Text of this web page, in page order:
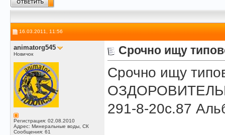
16.03.2011, 11:56
animatorg545
Новичок
Регистрация: 02.08.2010
Адрес: Минеральные воды, СК
Сообщения: 61
Срочно ищу
Срочно ищу
291-8-20с.87